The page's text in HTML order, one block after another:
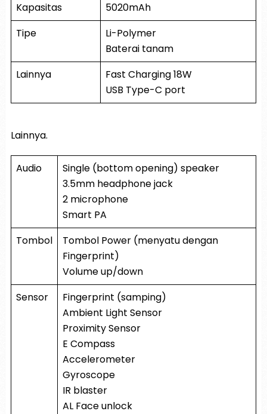
Kapasitas
5020mAh
Tipe
Li-Polymer
Baterai tanam
Lainnya
Fast Charging 18W
USB Type-C port
Lainnya.
Audio
Single (bottom opening) speaker
3.5mm headphone jack
2 microphone
Smart PA
Tombol
Tombol Power (menyatu dengan
Fingerprint)
Volume up/down
Sensor
Fingerprint (samping)
Ambient Light Sensor
Proximity Sensor
E Compass
Accelerometer
Gyroscope
IR blaster
AL Face unlock